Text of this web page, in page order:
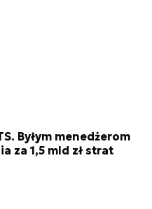
Byłym menedżerom
za 1,5 mld zł strat